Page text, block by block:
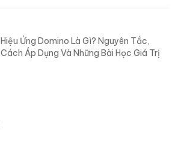
Hiệu Ứng Domino Là Gì? Nguyên Tắc,
Cách Áp Dụng Và Những Bài Học Giá Trị